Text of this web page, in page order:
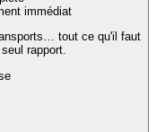
immédiat
tout ce qu'il faut
rapport.